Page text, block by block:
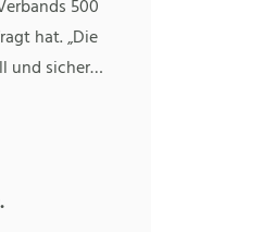
500
hat. „Die
und sicher…